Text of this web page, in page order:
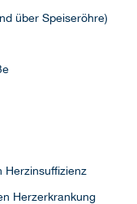
über Speiseröhre)
Herzinsuffizienz
Herzerkrankung